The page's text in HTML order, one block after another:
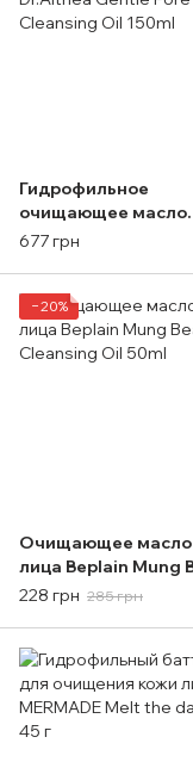
Гидрофильное
очищающее масло
Dr.Althea Gentle Pore
677 грн
−20%
Очищающее масло
лица Beplain Mung
Cleansing Oil 50ml
228 грн 285 грн